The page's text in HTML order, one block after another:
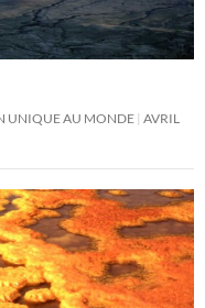
UNIQUE AU MONDE AVRIL